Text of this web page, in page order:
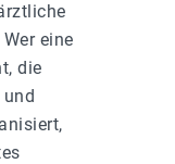
eine
die